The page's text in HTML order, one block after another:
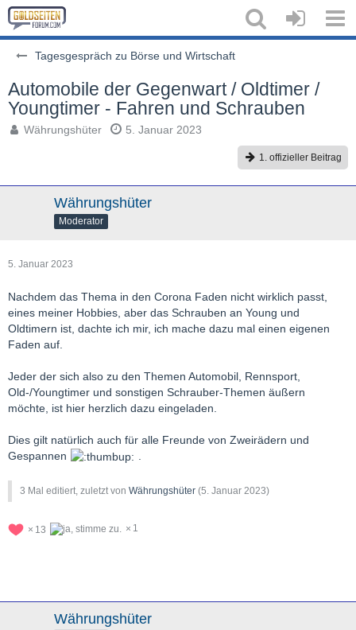
Tagesgespräch zu Börse und Wirtschaft
Automobile der Gegenwart / Oldtimer /
Youngtimer - Fahren und Schrauben
Währungshüter 5. Januar 2023
1. offizieller Beitrag
Währungshüter
Moderator
5. Januar 2023
Nachdem das Thema in den Corona Faden nicht wirklich passt,
eines meiner Hobbies, aber das Schrauben an Young und
Oldtimern ist, dachte ich mir, ich mache dazu mal einen eigenen
Faden auf.
Jeder der sich also zu den Themen Automobil, Rennsport,
Old-/Youngtimer und sonstigen Schrauber-Themen äußern
möchte, ist hier herzlich dazu eingeladen.
Dies gilt natürlich auch für alle Freunde von Zweirädern und
Gespannen
3 Mal editiert, zuletzt von Währungshüter (5. Januar 2023)
13 1
Währungshüter